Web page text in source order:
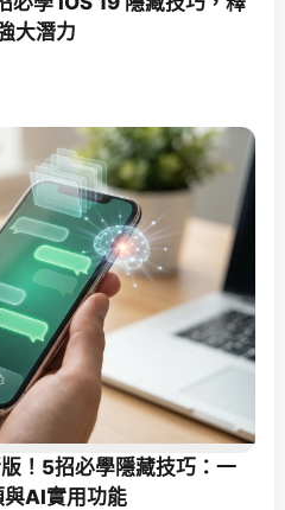
大潛力
！5招必學隱藏技巧：一
AI實用功能